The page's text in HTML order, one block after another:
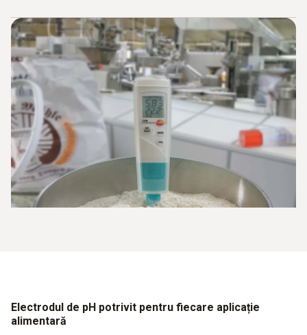
Multe dintre testerele noastre de pH sunt concepute ca
dispozitive portabile pentru utilizare mobilă.
Electrodul de pH potrivit pentru fiecare aplicație
alimentară